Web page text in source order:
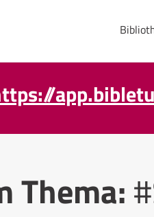
Thema: